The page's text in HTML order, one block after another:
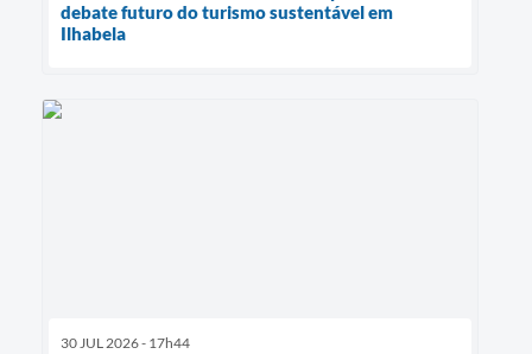
debate futuro do turismo sustentável em
Ilhabela
30 JUL 2026 - 17h44